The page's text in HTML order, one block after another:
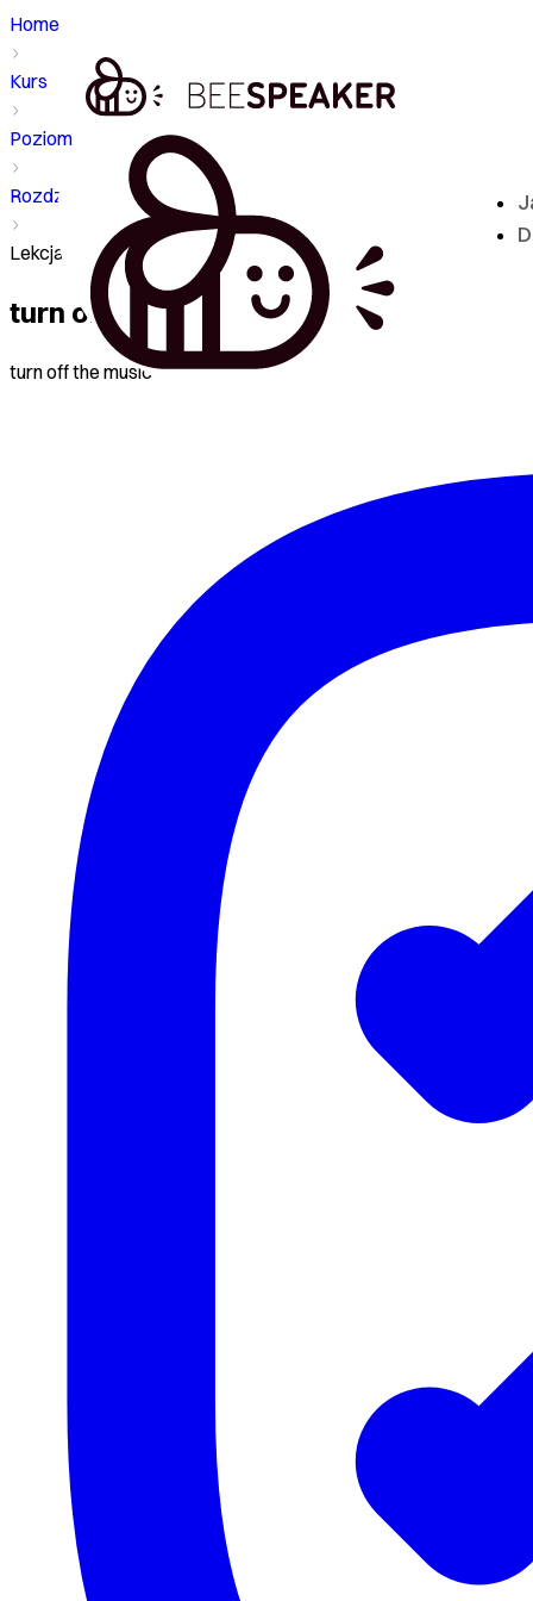
Home
Kurs
Poziom - A2
Rozdział
Lekcja - turn off
turn off
turn off the music